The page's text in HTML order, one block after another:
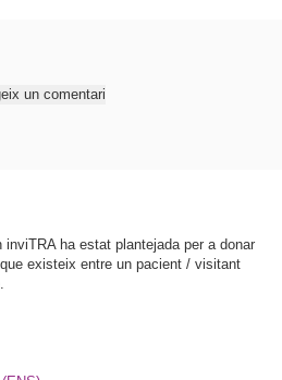
un comentari
inviTRA ha estat plantejada per a donar
existeix entre un pacient / visitant